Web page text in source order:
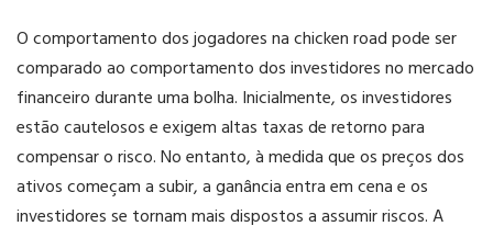
O comportamento dos jogadores na chicken road pode ser
comparado ao comportamento dos investidores no mercado
financeiro durante uma bolha. Inicialmente, os investidores
estão cautelosos e exigem altas taxas de retorno para
compensar o risco. No entanto, à medida que os preços dos
ativos começam a subir, a ganância entra em cena e os
investidores se tornam mais dispostos a assumir riscos. A